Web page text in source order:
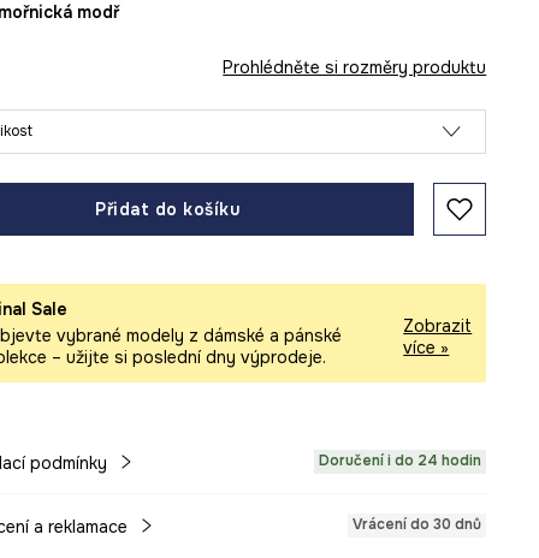
modř
Prohlédněte si rozměry produktu
Přidat do košíku
Sale
vybrané modely z dámské a pánské
– užijte si poslední dny výprodeje.
Zobrazit
více »
podmínky Doručení i do 24 hodin
a reklamace Vrácení do 30 dnů